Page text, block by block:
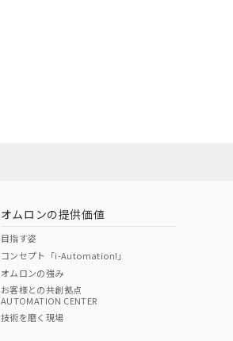
オムロンの提供価値
目指す姿
コンセプト「i-Automation!」
オムロンの強み
お客様との共創拠点
AUTOMATION CENTER
技術を磨く現場